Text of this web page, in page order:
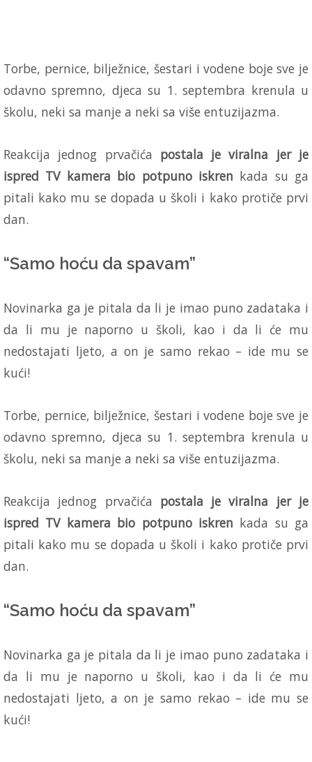
Torbe, pernice, bilježnice, šestari i vodene boje sve je
odavno spremno, djeca su 1. septembra krenula u
školu, neki sa manje a neki sa više entuzijazma.
Reakcija jednog prvačića postala je viralna jer je
ispred TV kamera bio potpuno iskren kada su ga
pitali kako mu se dopada u školi i kako protiče prvi
dan.
“Samo hoću da spavam”
Novinarka ga je pitala da li je imao puno zadataka i
da li mu je naporno u školi, kao i da li će mu
nedostajati ljeto, a on je samo rekao – ide mu se
kući!
Torbe, pernice, bilježnice, šestari i vodene boje sve je
odavno spremno, djeca su 1. septembra krenula u
školu, neki sa manje a neki sa više entuzijazma.
Reakcija jednog prvačića postala je viralna jer je
ispred TV kamera bio potpuno iskren kada su ga
pitali kako mu se dopada u školi i kako protiče prvi
dan.
“Samo hoću da spavam”
Novinarka ga je pitala da li je imao puno zadataka i
da li mu je naporno u školi, kao i da li će mu
nedostajati ljeto, a on je samo rekao – ide mu se
kući!